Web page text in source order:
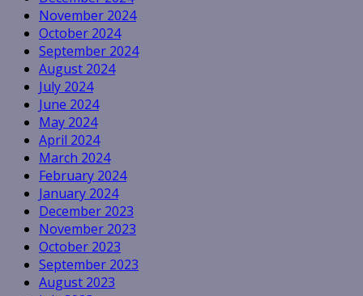
November 2024
October 2024
September 2024
August 2024
July 2024
June 2024
May 2024
April 2024
March 2024
February 2024
January 2024
December 2023
November 2023
October 2023
September 2023
August 2023